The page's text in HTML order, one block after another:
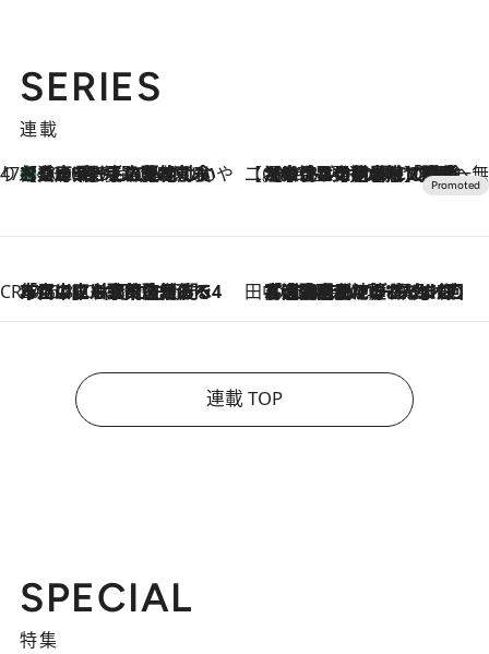
SERIES
連載
47都道府県の手みやげ ひんやりスイーツで夏を満喫
2026.8.8
【兵庫県】この夏絶対食べたい 冷やしておいしいおやつ3選 淡路島の恵みをジェラートに集約 【CREA×星野リゾート】唯一無二。癒しと発見が待つ場所へ
2026.8.7
【トンボの足水浴】ヒノキの香りに包まれて涼感マックス！約13℃の湧水かけ流しを避暑地「星野温泉 トンボの湯」で体験
CREA'S CHOICE
2026.8.7
「立川にも歌舞伎があるんだよ」 片岡仁左衛門・市川中車ら豪華座組みで4年目の立川立飛歌舞伎へ 田中稲の勝手に再ブーム
2026.8.7
「湘南乃風に憧れて」観客大盛上がりの“タオル回し”に、ラッパー顔負けの高速歌唱まで…さだまさし（74）のアグレッシブすぎる現在地
連載 TOP
SPECIAL
特集